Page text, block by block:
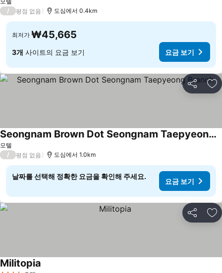
/ 평점 없음 도심에서 0.4km
최저가 ₩45,665
3개 사이트의 요금 보기 요금 보기
공유 즐
모텔
Seongnam Brown Dot Seongnam Taepyeong Branch
요금 보기
/ 평점 없음 도심에서 1.0km
날짜를 선택해 정확한 요금을 확인해 주세요.
요금 보기
공유 즐
Militopia